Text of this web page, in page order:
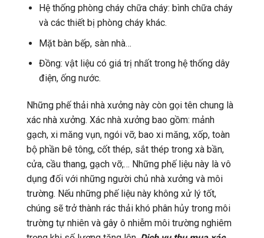
Hệ thống phòng cháy chữa cháy: bình chữa cháy
và các thiết bị phòng cháy khác.
Mặt bàn bếp, sàn nhà…
Đồng: vật liệu có giá trị nhất trong hệ thống dây
điện, ống nước.
Những phế thải nhà xưởng này còn gọi tên chung là
xác nhà xưởng. Xác nhà xưởng bao gồm: mảnh
gạch, xi măng vụn, ngói vỡ, bao xi măng, xốp, toàn
bộ phần bê tông, cốt thép, sắt thép trong xà bần,
cửa, cầu thang, gạch vỡ,… Những phế liệu này là vô
dụng đối với những người chủ nhà xưởng và môi
trường. Nếu những phế liệu này không xử lý tốt,
chúng sẽ trở thành rác thải khó phân hủy trong môi
trường tự nhiên và gây ô nhiễm môi trường nghiêm